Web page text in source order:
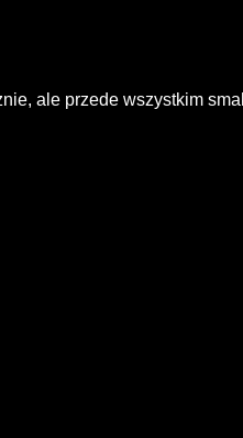
ale przede wszystkim